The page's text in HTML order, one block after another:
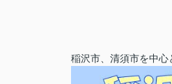
稲沢市、清須市を中心